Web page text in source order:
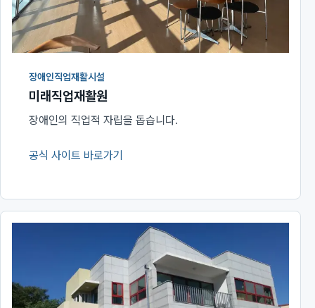
장애인직업재활시설
미래직업재활원
장애인의 직업적 자립을 돕습니다.
공식 사이트 바로가기
(새 창에서 열림)